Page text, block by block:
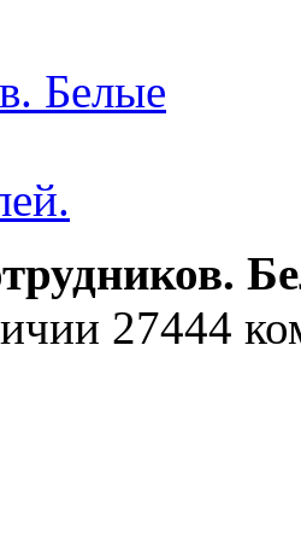
27444